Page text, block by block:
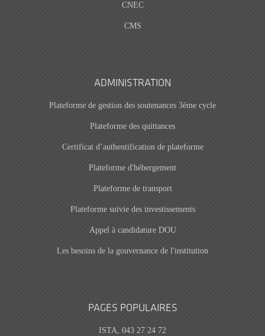
CNEC
CMS
ADMINISTRATION
Plateforme de gestion des soutenances 3ème cycle
Plateforme des quittances
Certificat d’authentification de plateforme
Plateforme d'hébergement
Plateforme de transport
Plateforme suivie des investissements
Appel à candidature DOU
Les besoins de la gouvernance de l'institution
PAGES POPULAIRES
ISTA, 043 27 24 72